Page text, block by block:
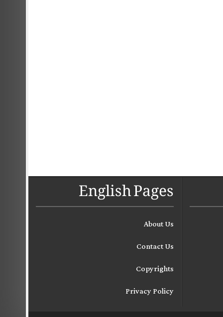
English Pages
About Us
Contact Us
Copyrights
Privacy Policy